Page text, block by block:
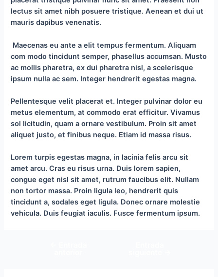
lectus sit amet nibh posuere tristique. Aenean et dui ut
mauris dapibus venenatis.
Maecenas eu ante a elit tempus fermentum. Aliquam
com modo tincidunt semper, phasellus accumsan. Musto
ac mollis pharetra, ex dui pharetra nisl, a scelerisque
ipsum nulla ac sem. Integer hendrerit egestas magna.
Pellentesque velit placerat et. Integer pulvinar dolor eu
metus elementum, at commodo erat efficitur. Vivamus
sol licitudin, quam a ornare vestibulum. Proin sit amet
aliquet justo, et finibus neque. Etiam id massa risus.
Lorem turpis egestas magna, in lacinia felis arcu sit
amet arcu. Cras eu risus urna. Duis lorem sapien,
congue eget nisl sit amet, rutrum faucibus elit. Nullam
non tortor massa. Proin ligula leo, hendrerit quis
tincidunt a, sodales eget ligula. Donec ornare molestie
vehicula. Duis feugiat iaculis. Fusce fermentum ipsum.